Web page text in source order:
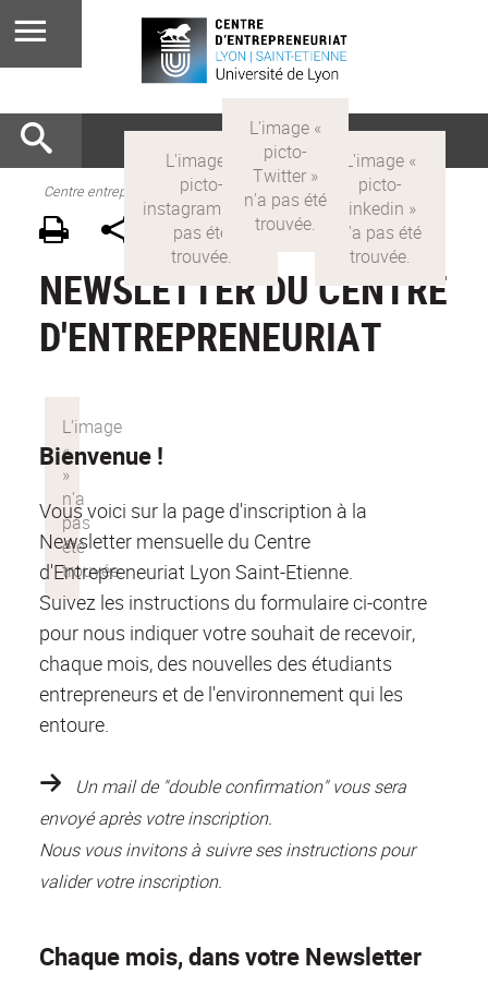
Centre entrepreneuriat
NEWSLETTER DU CENTRE
D'ENTREPRENEURIAT
Bienvenue !
Vous voici sur la page d'inscription à la
Newsletter mensuelle du Centre
d'Entrepreneuriat Lyon Saint-Etienne.
Suivez les instructions du formulaire ci-contre
pour nous indiquer votre souhait de recevoir,
chaque mois, des nouvelles des étudiants
entrepreneurs et de l'environnement qui les
entoure.
Un mail de "double confirmation" vous sera
envoyé après votre inscription.
Nous vous invitons à suivre ses instructions pour
valider votre inscription.
Chaque mois, dans votre Newsletter